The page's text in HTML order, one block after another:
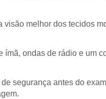
melhor dos tecidos
ondas de rádio e um
segurança antes do